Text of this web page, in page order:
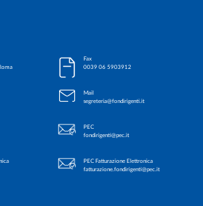
Fax
0039 06 5903912
Mail
segreteria@fondirigenti.it
PEC
fondirigenti@pec.it
PEC Fatturazione Elettronica
fatturazione.fondirigenti@pec.it